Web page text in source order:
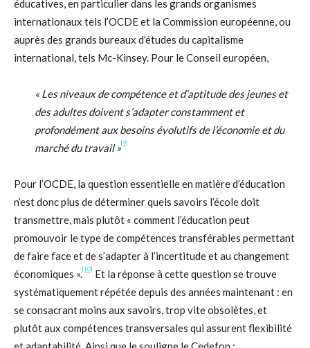
éducatives, en particulier dans les grands organismes
internationaux tels l’OCDE et la Commission européenne, ou
auprès des grands bureaux d’études du capitalisme
international, tels Mc-Kinsey. Pour le Conseil européen,
« Les niveaux de compétence et d’aptitude des jeunes et
des adultes doivent s’adapter constamment et
profondément aux besoins évolutifs de l’économie et du
marché du travail »[9]
Pour l’OCDE, la question essentielle en matière d’éducation
n’est donc plus de déterminer quels savoirs l’école doit
transmettre, mais plutôt « comment l’éducation peut
promouvoir le type de compétences transférables permettant
de faire face et de s’adapter à l’incertitude et au changement
économiques ».[10] Et la réponse à cette question se trouve
systématiquement répétée depuis des années maintenant : en
se consacrant moins aux savoirs, trop vite obsolètes, et
plutôt aux compétences transversales qui assurent flexibilité